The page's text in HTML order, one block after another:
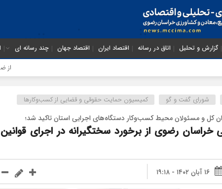
گزارش و تحلیل اتاق در رسانه اقتصاد ایران اقتصاد جهان چند رسانه ای
از ضرورت اصلاح
شورای گفت و گو کمیسیون حمایت حقوقی و قضایی از کسب‌وکارها
و مسئولان محیط کسب‌وکار دستگاه‌های اجرایی استان تاکید شد؛
خراسان رضوی از برخورد سختگیرانه در اجرای
۱۶ آبان ۱۴۰۲ - ۱۹:۱۸